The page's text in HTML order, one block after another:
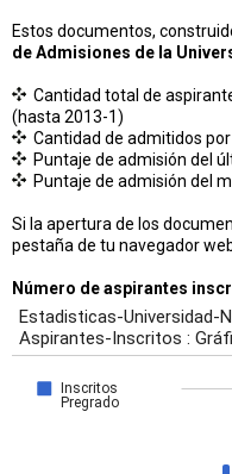
Estos documentos,
de Admisiones de la
Cantidad total de
(hasta 2013-1)
Cantidad de admitidos
Puntaje de admisión del
Puntaje de admisión del
Si la apertura de los
pestaña de tu navegador
Número de aspirantes